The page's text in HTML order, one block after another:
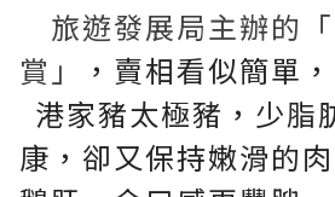
旅遊發展局主辦的
賞」
，賣相看似簡單
港家豬太極豬，少脂
康，卻又保持嫩滑的